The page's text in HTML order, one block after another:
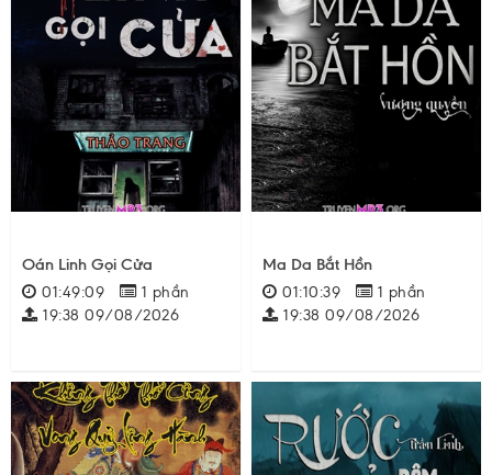
Oán Linh Gọi Cửa
01:49:09
1 phần
19:38 09/08/2026
Ma Da Bắt Hồn
01:10:39
1 phần
19:38 09/08/2026